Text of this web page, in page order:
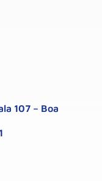
107 – Boa